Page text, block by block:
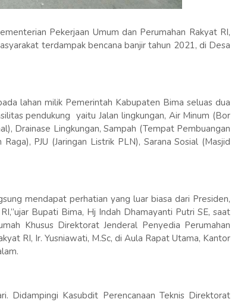
Pekerjaan Umum dan Perumahan Rakyat RI,
terdampak bencana banjir tahun 2021, di Desa
lahan milik Pemerintah Kabupaten Bima seluas dua
pendukung yaitu Jalan lingkungan, Air Minum (Bor
Drainase Lingkungan, Sampah (Tempat Pembuangan
PJU (Jaringan Listrik PLN), Sarana Sosial (Masjid
mendapat perhatian yang luar biasa dari Presiden,
Bupati Bima, Hj Indah Dhamayanti Putri SE, saat
Khusus Direktorat Jenderal Penyedia Perumahan
RI, Ir. Yusniawati, M.Sc, di Aula Rapat Utama, Kantor
Didampingi Kasubdit Perencanaan Teknis Direktorat